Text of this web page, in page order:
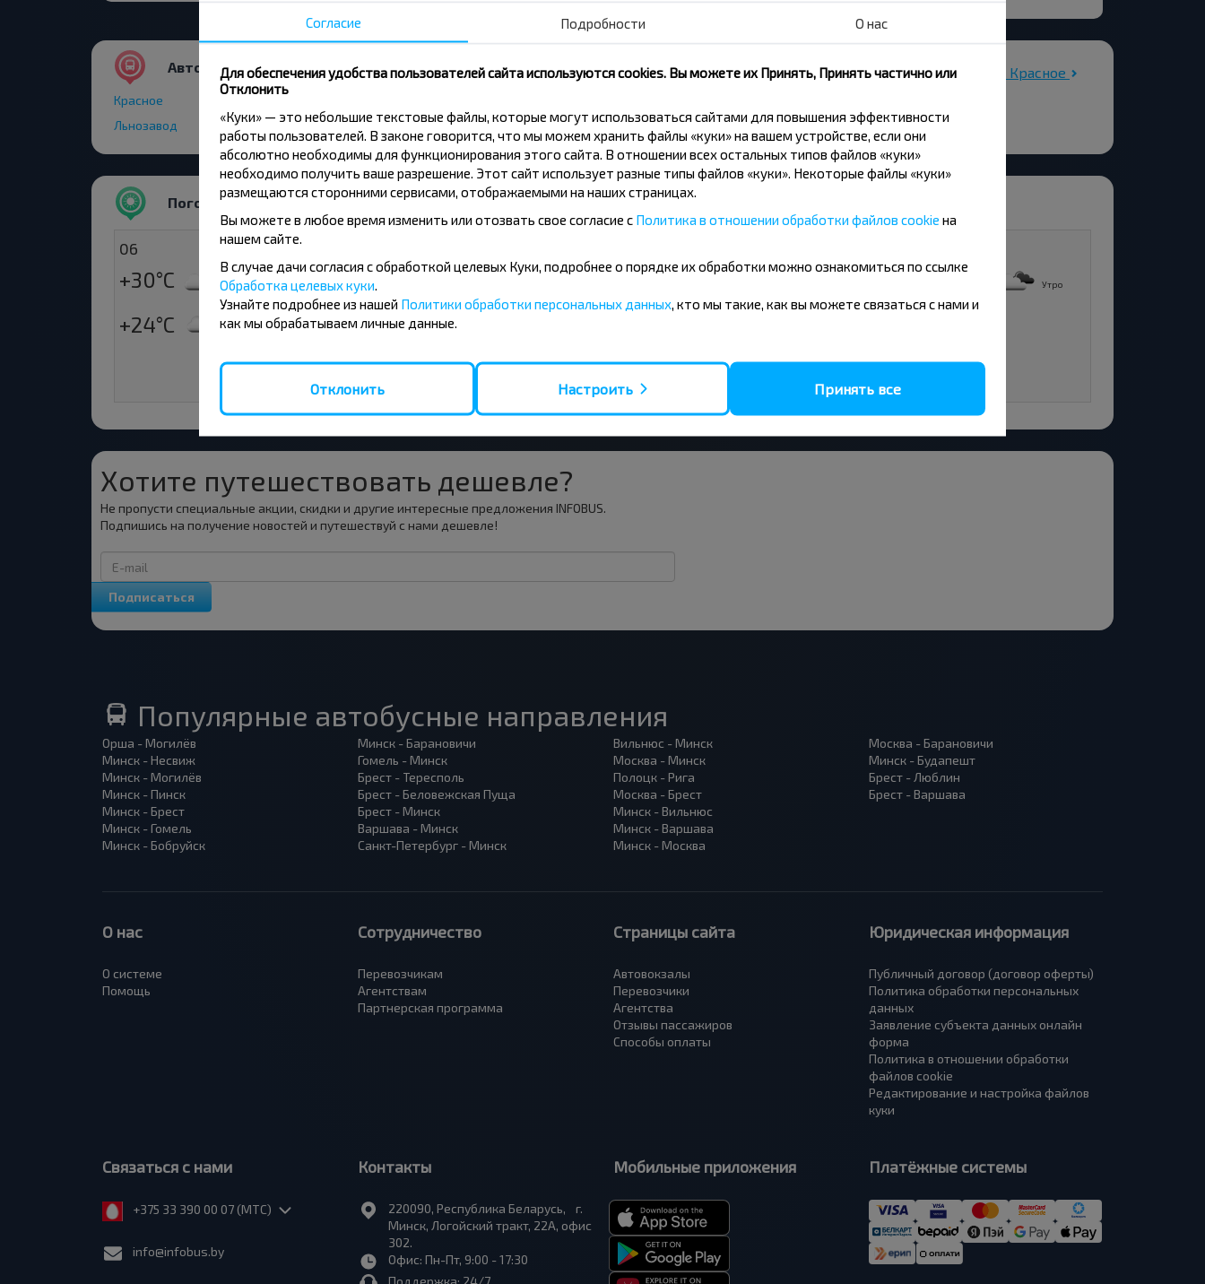
Автовокзалы и остановки Все автовокзалы Красное
Красное
Льнозавод
Уша Жд/Ст
Погода
06
+30°C День
+24°C Вечер
07
+20°C
+21°C День
+17°C
+15°C
+19°C
+14°C
+15°C
+16°C
+18°C
+19°C
+18°C Утро
Хотите путешествовать дешевле?
Не пропусти специальные акции, скидки и другие интересные предложения INFOBUS.
Подпишись на получение новостей и путешествуй с нами дешевле!
Подписаться
Популярные автобусные направления
Орша - Могилёв
Минск - Несвиж
Минск - Могилёв
Минск - Пинск
Минск - Брест
Минск - Гомель
Минск - Бобруйск
Минск - Барановичи
Гомель - Минск
Брест - Тересполь
Брест - Беловежская Пуща
Брест - Минск
Варшава - Минск
Санкт-Петербург - Минск
Вильнюс - Минск
Москва - Минск
Полоцк - Рига
Москва - Брест
Минск - Вильнюс
Минск - Варшава
Минск - Москва
Москва - Барановичи
Минск - Будапешт
Брест - Люблин
Брест - Варшава
О нас
О системе
Помощь
Сотрудничество
Перевозчикам
Агентствам
Партнерская программа
Страницы сайта
Автовокзалы
Перевозчики
Агентства
Отзывы пассажиров
Способы оплаты
Юридическая информация
Публичный договор (договор оферты)
Политика обработки персональных
данных
Заявление субъекта данных онлайн
форма
Политика в отношении обработки
файлов cookie
Редактирование и настройка файлов
куки
Связаться с нами
+375 33 390 00 07 (МТС)
info@infobus.by
Контакты
220090, Республика Беларусь, г.
Минск, Логойский тракт, 22А, офис
302.
Офис: Пн-Пт, 9:00 - 17:30
Поддержка: 24/7
Мобильные приложения Платёжные системы
Согласие Подробности О нас
Для обеспечения удобства пользователей сайта используются cookies. Вы можете их Принять, Принять частично или
Отклонить
«Куки» — это небольшие текстовые файлы, которые могут использоваться сайтами для повышения эффективности
работы пользователей. В законе говорится, что мы можем хранить файлы «куки» на вашем устройстве, если они
абсолютно необходимы для функционирования этого сайта. В отношении всех остальных типов файлов «куки»
необходимо получить ваше разрешение. Этот сайт использует разные типы файлов «куки». Некоторые файлы «куки»
размещаются сторонними сервисами, отображаемыми на наших страницах.
Вы можете в любое время изменить или отозвать свое согласие с Политика в отношении обработки файлов cookie на
нашем сайте.
В случае дачи согласия с обработкой целевых Куки, подробнее о порядке их обработки можно ознакомиться по ссылке
Обработка целевых куки
Узнайте подробнее из нашей Политики обработки персональных данных , кто мы такие, как вы можете связаться с нами и
как мы обрабатываем личные данные.
Отклонить Настроить Принять все